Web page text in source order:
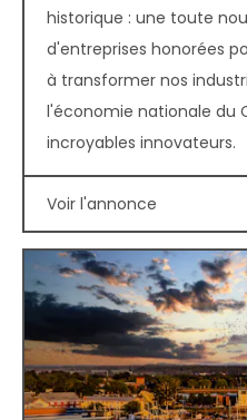
historique : une toute
d'entreprises honorées
à transformer nos
l'économie nationale du
incroyables innovateurs.
Voir l'annonce